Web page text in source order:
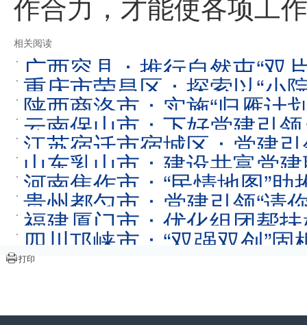
相关阅读
广西容县：推行自然屯“双
重庆市荣昌区：探索以“小
陕西商洛市：实施“归雁计
云南保山市：下好党建引
江苏宿迁市宿城区：党建引
07-05
山东乳山市：建设共富党
河南焦作市：“民情地图”
贵州都匀市：党建引领“请
福建厦门市：优化组团帮
四川邛崃市：“双强双创”
码”
打印